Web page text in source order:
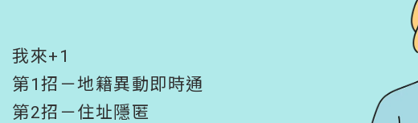
我來+1
第1招－地籍異動即時通
第2招－住址隱匿